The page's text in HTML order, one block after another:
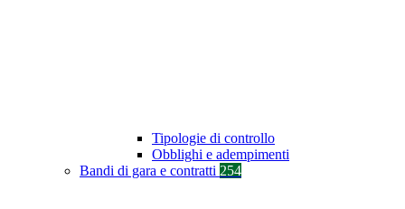
Tipologie di controllo
Obblighi e adempimenti
Bandi di gara e contratti 254